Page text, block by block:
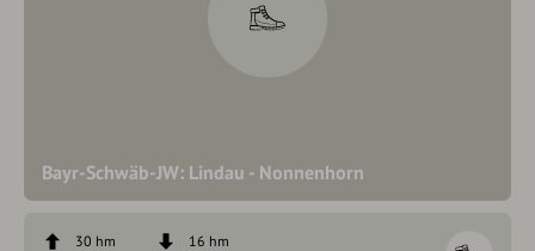
Bayr-Schwäb-JW: Lindau - Nonnenhorn
30 hm
16 hm